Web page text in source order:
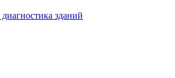
зданий